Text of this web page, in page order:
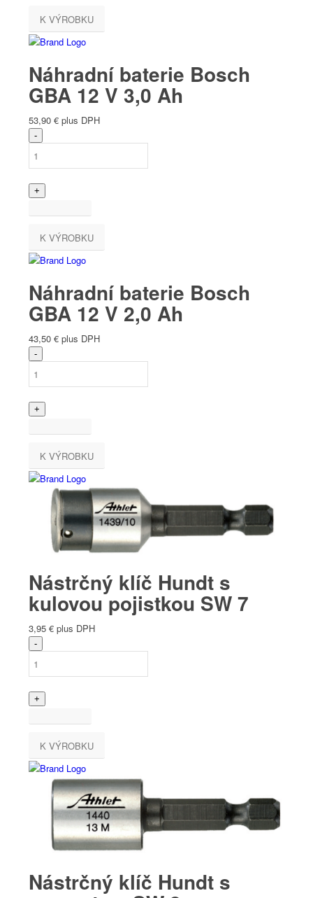
K VÝROBKU
Náhradní baterie Bosch
GBA 12 V 3,0 Ah
53,90 € plus DPH
K VÝROBKU
Náhradní baterie Bosch
GBA 12 V 2,0 Ah
43,50 € plus DPH
K VÝROBKU
Nástrčný klíč Hundt s
kulovou pojistkou SW 7
3,95 € plus DPH
K VÝROBKU
Nástrčný klíč Hundt s